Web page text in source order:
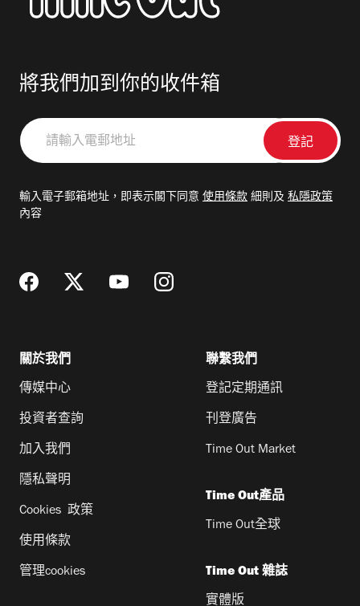
將我們加到你的收件箱
請
輸
郵
輸入電子郵箱地址，即表示閣下同意 使用條款 細則及 私隱政策
內容
關於我們
傳媒中心
投資者查詢
加入我們
隱私聲明
Cookies 政策
使用條款
管理cookies
聯繫我們
登記定期通訊
刊登廣告
Time Out Market
Time Out產品
Time Out全球
Time Out 雜誌
實體版